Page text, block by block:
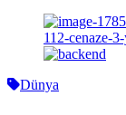
Dünya